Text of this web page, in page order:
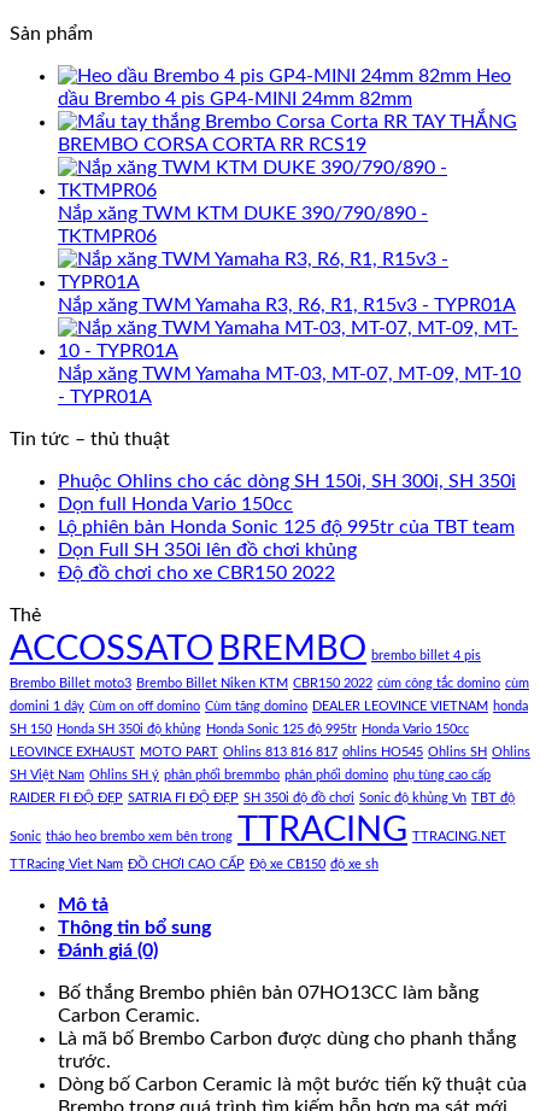
Sản phẩm
Heo
dầu Brembo 4 pis GP4-MINI 24mm 82mm
TAY THẮNG
BREMBO CORSA CORTA RR RCS19
Nắp xăng TWM KTM DUKE 390/790/890 -
TKTMPR06
Nắp xăng TWM Yamaha R3, R6, R1, R15v3 - TYPR01A
Nắp xăng TWM Yamaha MT-03, MT-07, MT-09, MT-10
- TYPR01A
Tin tức – thủ thuật
Phuộc Ohlins cho các dòng SH 150i, SH 300i, SH 350i
Dọn full Honda Vario 150cc
Lộ phiên bản Honda Sonic 125 độ 995tr của TBT team
Dọn Full SH 350i lên đồ chơi khủng
Độ đồ chơi cho xe CBR150 2022
Thẻ
ACCOSSATO BREMBO brembo billet 4 pis
Brembo Billet moto3 Brembo Billet Niken KTM CBR150 2022 cùm công tắc domino cùm
domini 1 dây Cùm on off domino Cùm tăng domino DEALER LEOVINCE VIETNAM honda
SH 150 Honda SH 350i độ khủng Honda Sonic 125 độ 995tr Honda Vario 150cc
LEOVINCE EXHAUST MOTO PART Ohlins 813 816 817 ohlins HO545 Ohlins SH Ohlins
SH Việt Nam Ohlins SH ý phân phối bremmbo phân phối domino phụ tùng cao cấp
RAIDER FI ĐỘ ĐẸP SATRIA FI ĐỘ ĐẸP SH 350i độ đồ chơi Sonic độ khủng Vn TBT độ
Sonic tháo heo brembo xem bên trong TTRACING TTRACING.NET
TTRacing Viet Nam ĐỒ CHƠI CAO CẤP Độ xe CB150 độ xe sh
Mô tả
Thông tin bổ sung
Đánh giá (0)
Bố thắng Brembo phiên bản 07HO13CC làm bằng
Carbon Ceramic.
Là mã bố Brembo Carbon được dùng cho phanh thắng
trước.
Dòng bố Carbon Ceramic là một bước tiến kỹ thuật của